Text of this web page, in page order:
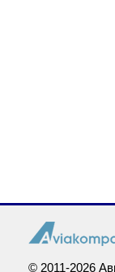
© 2011-2026